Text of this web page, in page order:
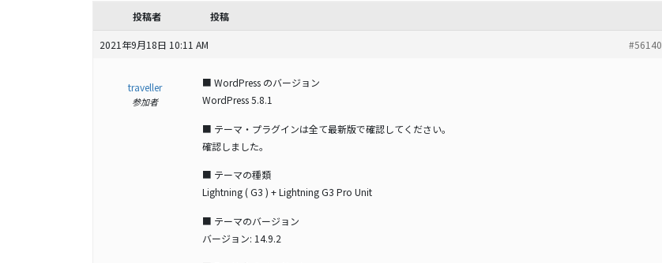
投稿者 投稿
2021年9月18日 10:11 AM #56140
traveller
参加者
■ WordPress のバージョン
WordPress 5.8.1
■ テーマ・プラグインは全て最新版で確認してください。
確認しました。
■ テーマの種類
Lightning ( G3 ) + Lightning G3 Pro Unit
■ テーマのバージョン
バージョン: 14.9.2